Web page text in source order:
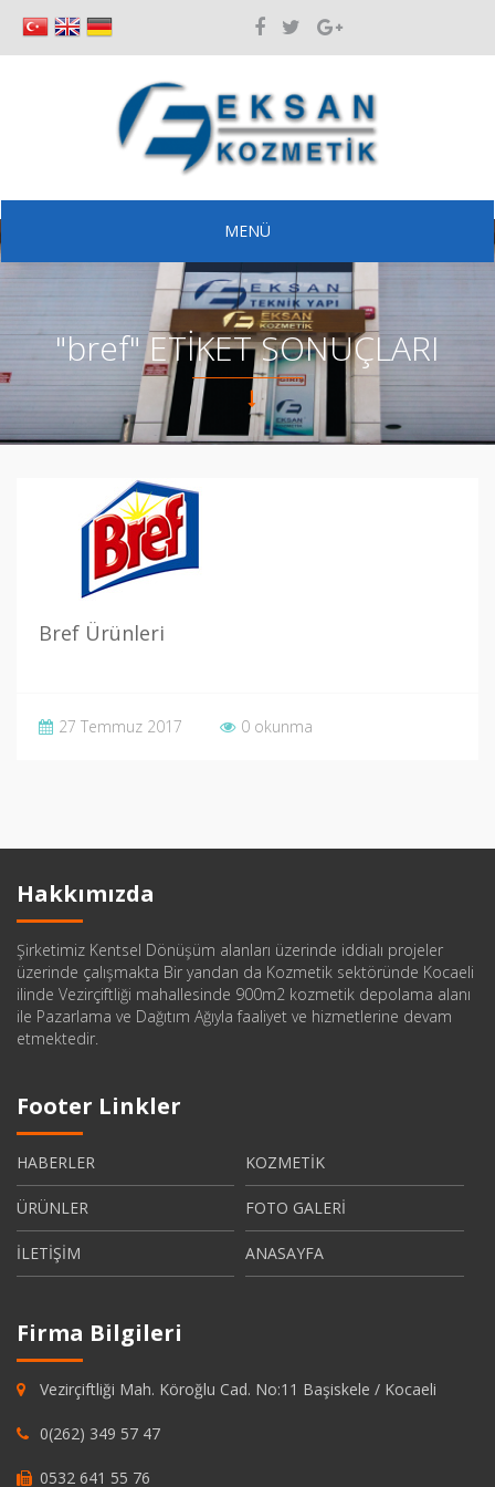
MENÜ
"bref" ETİKET SONUÇLARI
Bref Ürünleri
27 Temmuz 2017 0 okunma
Hakkımızda
Şirketimiz Kentsel Dönüşüm alanları üzerinde iddialı projeler
üzerinde çalışmakta Bir yandan da Kozmetik sektöründe Kocaeli
ilinde Vezirçiftliği mahallesinde 900m2 kozmetik depolama alanı
ile Pazarlama ve Dağıtım Ağıyla faaliyet ve hizmetlerine devam
etmektedir.
Footer Linkler
HABERLER KOZMETİK
ÜRÜNLER FOTO GALERİ
İLETİŞİM ANASAYFA
Firma Bilgileri
Vezirçiftliği Mah. Köroğlu Cad. No:11 Başiskele / Kocaeli
0(262) 349 57 47
0532 641 55 76